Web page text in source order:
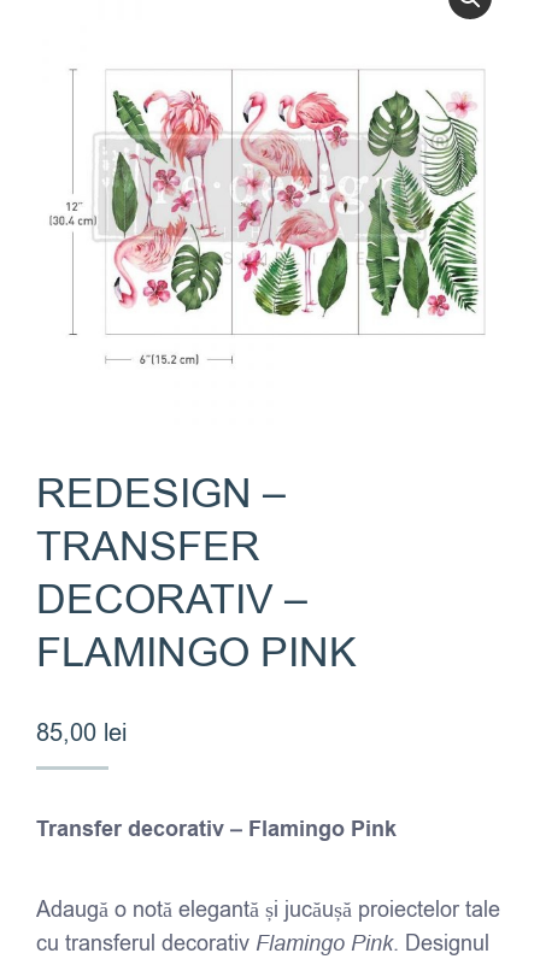
REDESIGN –
TRANSFER
DECORATIV –
FLAMINGO PINK
85,00 lei
Transfer decorativ – Flamingo Pink
Adaugă o notă elegantă și jucăușă proiectelor tale
cu transferul decorativ Flamingo Pink. Designul